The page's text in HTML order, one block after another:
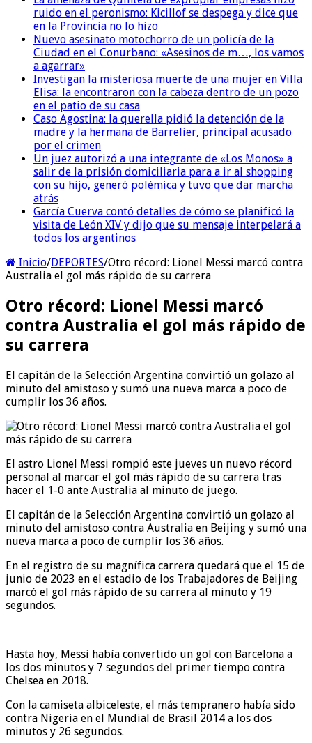
ruido en el peronismo: Kicillof se despega y dice que
en la Provincia no lo hizo
Nuevo asesinato motochorro de un policía de la
Ciudad en el Conurbano: «Asesinos de m…, los vamos
a agarrar»
Investigan la misteriosa muerte de una mujer en Villa
Elisa: la encontraron con la cabeza dentro de un pozo
en el patio de su casa
Caso Agostina: la querella pidió la detención de la
madre y la hermana de Barrelier, principal acusado
por el crimen
Un juez autorizó a una integrante de «Los Monos» a
salir de la prisión domiciliaria para a ir al shopping
con su hijo, generó polémica y tuvo que dar marcha
atrás
García Cuerva contó detalles de cómo se planificó la
visita de León XIV y dijo que su mensaje interpelará a
todos los argentinos
Inicio/DEPORTES/Otro récord: Lionel Messi marcó contra
Australia el gol más rápido de su carrera
Otro récord: Lionel Messi marcó
contra Australia el gol más rápido de
su carrera
El capitán de la Selección Argentina convirtió un golazo al
minuto del amistoso y sumó una nueva marca a poco de
cumplir los 36 años.
El astro Lionel Messi rompió este jueves un nuevo récord
personal al marcar el gol más rápido de su carrera tras
hacer el 1-0 ante Australia al minuto de juego.
El capitán de la Selección Argentina convirtió un golazo al
minuto del amistoso contra Australia en Beijing y sumó una
nueva marca a poco de cumplir los 36 años.
En el registro de su magnífica carrera quedará que el 15 de
junio de 2023 en el estadio de los Trabajadores de Beijing
marcó el gol más rápido de su carrera al minuto y 19
segundos.
Hasta hoy, Messi había convertido un gol con Barcelona a
los dos minutos y 7 segundos del primer tiempo contra
Chelsea en 2018.
Con la camiseta albiceleste, el más tempranero había sido
contra Nigeria en el Mundial de Brasil 2014 a los dos
minutos y 26 segundos.